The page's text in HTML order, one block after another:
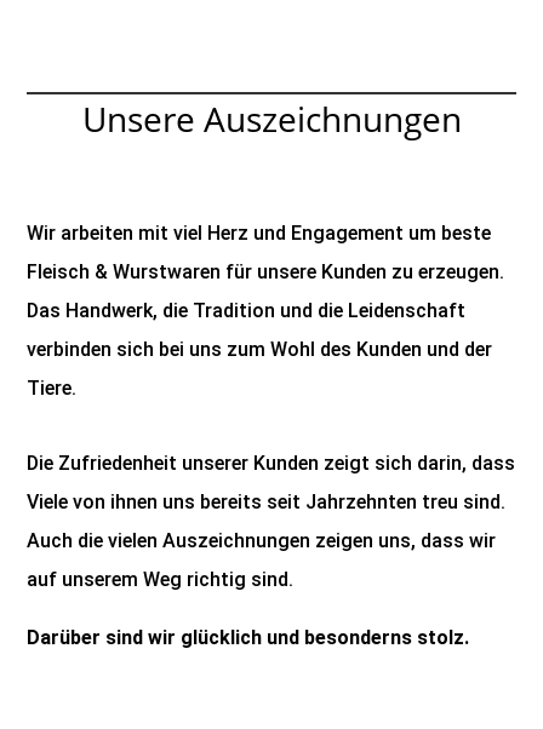
Unsere Auszeichnungen
Wir arbeiten mit viel Herz und Engagement um beste
Fleisch & Wurstwaren für unsere Kunden zu erzeugen.
Das Handwerk, die Tradition und die Leidenschaft
verbinden sich bei uns zum Wohl des Kunden und der
Tiere.
Die Zufriedenheit unserer Kunden zeigt sich darin, dass
Viele von ihnen uns bereits seit Jahrzehnten treu sind.
Auch die vielen Auszeichnungen zeigen uns, dass wir
auf unserem Weg richtig sind.
Darüber sind wir glücklich und besonderns stolz.